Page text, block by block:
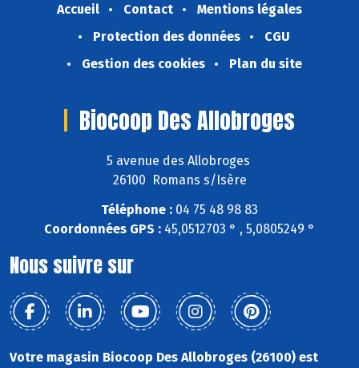
Accueil Contact
Mentions légales
Protection des données
CGU
Gestion des cookies
Plan du site
Biocoop Des Allobroges
5 avenue des Allobroges
26100 Romans s/Isère
Téléphone : 04 75 48 98 83
Coordonnées GPS : 45,0512703 ° , 5,0805249 °
Nous suivre sur
Votre magasin Biocoop Des Allobroges (26100) est